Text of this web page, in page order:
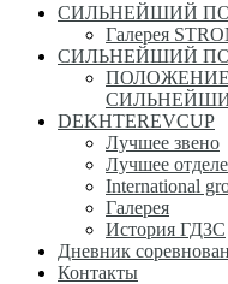
СИЛЬНЕЙШИЙ
Галерея
СИЛЬНЕЙШИЙ
DEKHTEREVCUP
Лучшее звено
Лучшее
International
Галерея
История ГДЗС
Дневник
Контакты